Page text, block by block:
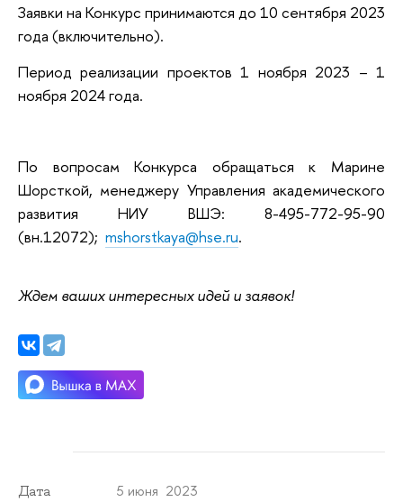
Заявки на Конкурс принимаются до 10 сентября 2023
года (включительно).
Период реализации проектов 1 ноября 2023 – 1
ноября 2024 года.
По вопросам Конкурса обращаться к Марине
Шорсткой, менеджеру Управления академического
развития НИУ ВШЭ: 8-495-772-95-90
(вн.12072); mshorstkaya@hse.ru.
Ждем ваших интересных идей и заявок!
Дата 5 июня 2023